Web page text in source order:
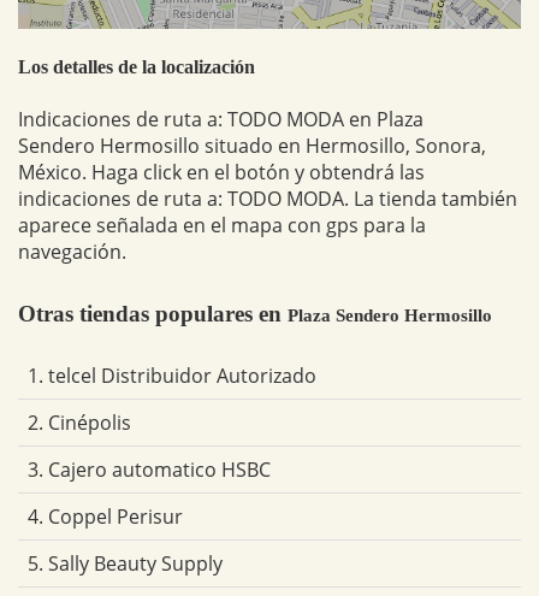
Los detalles de la localización
Indicaciones de ruta a: TODO MODA en Plaza
Sendero Hermosillo situado en Hermosillo, Sonora,
México. Haga click en el botón y obtendrá las
indicaciones de ruta a: TODO MODA. La tienda también
aparece señalada en el mapa con gps para la
navegación.
Otras tiendas populares en Plaza Sendero Hermosillo
1. telcel Distribuidor Autorizado
2. Cinépolis
3. Cajero automatico HSBC
4. Coppel Perisur
5. Sally Beauty Supply